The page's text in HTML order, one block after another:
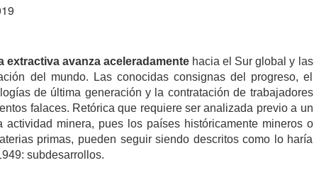
extractiva avanza aceleradamente hacia el Sur global y las
del mundo. Las conocidas consignas del progreso, el
de última generación y la contratación de trabajadores
falaces. Retórica que requiere ser analizada previo a un
actividad minera, pues los países históricamente mineros o
primas, pueden seguir siendo descritos como lo haría
subdesarrollos.